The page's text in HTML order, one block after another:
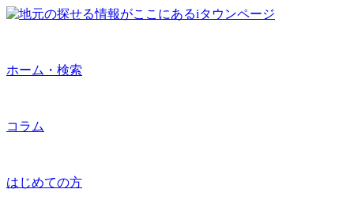
ホーム・検索
コラム
はじめての方